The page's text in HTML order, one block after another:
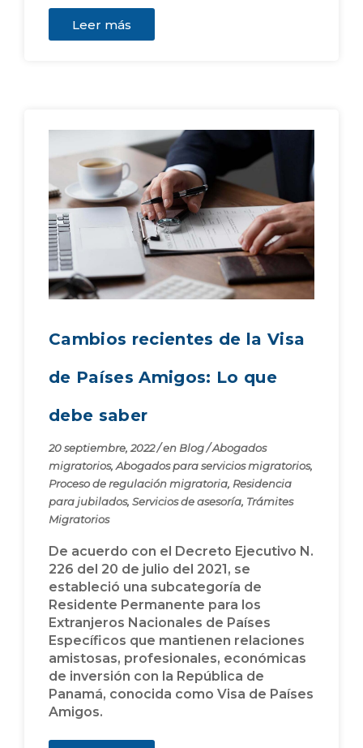
Leer más
Cambios recientes de la Visa
de Países Amigos: Lo que
debe saber
20 septiembre, 2022/en Blog/Abogados
migratorios, Abogados para servicios migratorios,
Proceso de regulación migratoria, Residencia
para jubilados, Servicios de asesoría, Trámites
Migratorios
De acuerdo con el Decreto Ejecutivo N.
226 del 20 de julio del 2021, se
estableció una subcategoría de
Residente Permanente para los
Extranjeros Nacionales de Países
Específicos que mantienen relaciones
amistosas, profesionales, económicas
de inversión con la República de
Panamá, conocida como Visa de Países
Amigos.